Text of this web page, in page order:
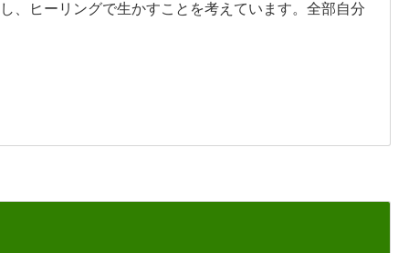
、ヒーリングで生かすことを考えています。全部自分